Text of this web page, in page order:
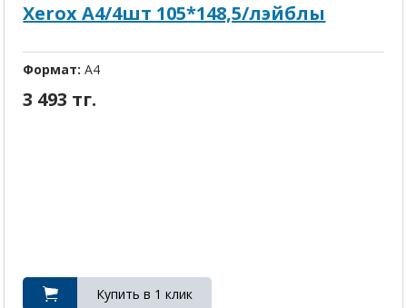
Xerox A4/4шт 105*148,5/лэйблы
Формат:A4
3 493 тг.